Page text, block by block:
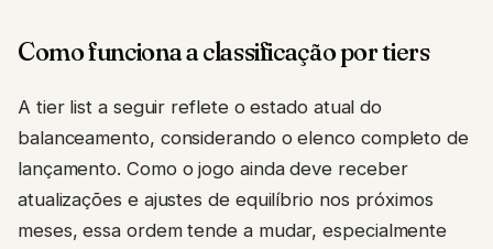
Como funciona a classificação por tiers
A tier list a seguir reflete o estado atual do
balanceamento, considerando o elenco completo de
lançamento. Como o jogo ainda deve receber
atualizações e ajustes de equilíbrio nos próximos
meses, essa ordem tende a mudar, especialmente